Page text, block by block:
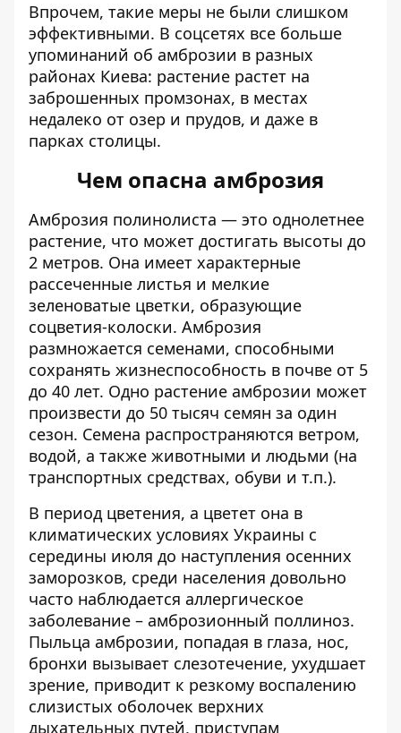
Впрочем, такие меры не были слишком
эффективными. В соцсетях все больше
упоминаний об амброзии в разных
районах Киева: растение растет на
заброшенных промзонах, в местах
недалеко от озер и прудов, и даже в
парках столицы.
Чем опасна амброзия
Амброзия полинолиста — это однолетнее
растение, что может достигать высоты до
2 метров. Она имеет характерные
рассеченные листья и мелкие
зеленоватые цветки, образующие
соцветия-колоски. Амброзия
размножается семенами, способными
сохранять жизнеспособность в почве от 5
до 40 лет. Одно растение амброзии может
произвести до 50 тысяч семян за один
сезон. Семена распространяются ветром,
водой, а также животными и людьми (на
транспортных средствах, обуви и т.п.).
В период цветения, а цветет она в
климатических условиях Украины с
середины июля до наступления осенних
заморозков, среди населения довольно
часто наблюдается аллергическое
заболевание – амброзионный поллиноз.
Пыльца амброзии, попадая в глаза, нос,
бронхи вызывает слезотечение, ухудшает
зрение, приводит к резкому воспалению
слизистых оболочек верхних
дыхательных путей, приступам